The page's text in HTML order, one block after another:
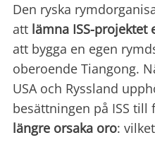
Den ryska
att lämna ISS-projektet
att bygga en egen
oberoende Tiangong.
USA och Ryssland
besättningen på ISS
längre orsaka oro: